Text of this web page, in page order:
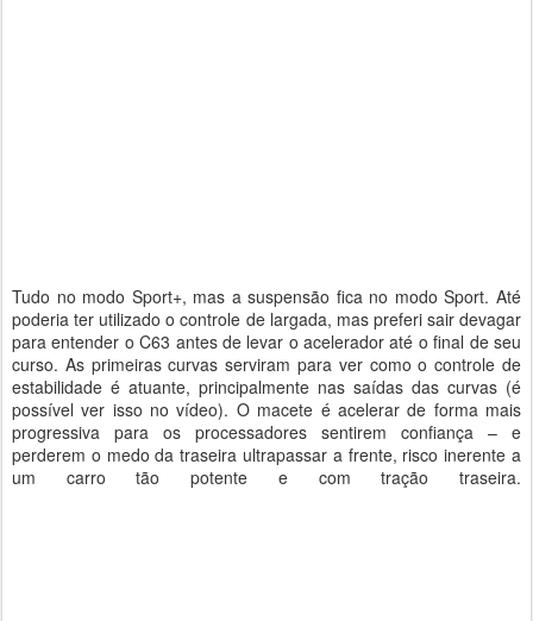
Tudo no modo Sport+, mas a suspensão fica no modo Sport. Até
poderia ter utilizado o controle de largada, mas preferi sair devagar
para entender o C63 antes de levar o acelerador até o final de seu
curso. As primeiras curvas serviram para ver como o controle de
estabilidade é atuante, principalmente nas saídas das curvas (é
possível ver isso no vídeo). O macete é acelerar de forma mais
progressiva para os processadores sentirem confiança – e
perderem o medo da traseira ultrapassar a frente, risco inerente a
um carro tão potente e com tração traseira.